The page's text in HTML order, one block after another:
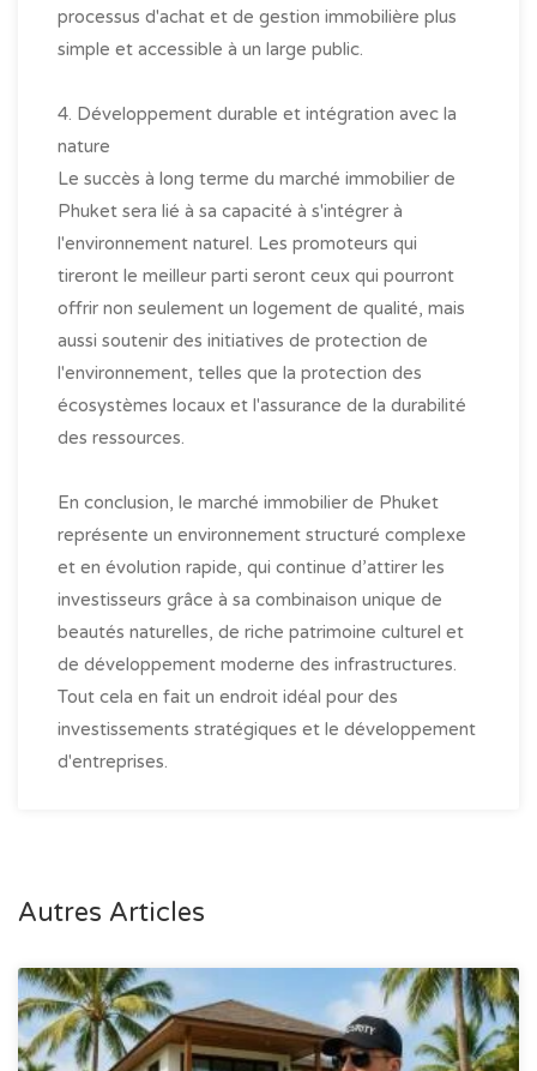
processus d'achat et de gestion immobilière plus
simple et accessible à un large public.
4. Développement durable et intégration avec la
nature
Le succès à long terme du marché immobilier de
Phuket sera lié à sa capacité à s'intégrer à
l'environnement naturel. Les promoteurs qui
tireront le meilleur parti seront ceux qui pourront
offrir non seulement un logement de qualité, mais
aussi soutenir des initiatives de protection de
l'environnement, telles que la protection des
écosystèmes locaux et l'assurance de la durabilité
des ressources.
En conclusion, le marché immobilier de Phuket
représente un environnement structuré complexe
et en évolution rapide, qui continue d’attirer les
investisseurs grâce à sa combinaison unique de
beautés naturelles, de riche patrimoine culturel et
de développement moderne des infrastructures.
Tout cela en fait un endroit idéal pour des
investissements stratégiques et le développement
d'entreprises.
Autres Articles